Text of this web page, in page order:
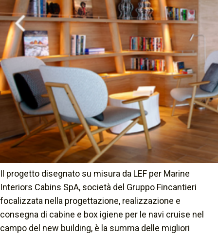
Il progetto disegnato su misura da LEF per Marine
Interiors Cabins SpA, società del Gruppo Fincantieri
focalizzata nella progettazione, realizzazione e
consegna di cabine e box igiene per le navi cruise nel
campo del new building, è la summa delle migliori